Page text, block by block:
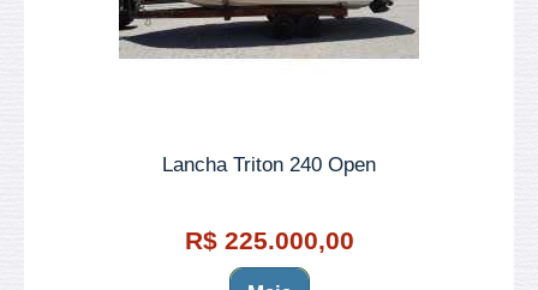
Lancha Triton 240 Open
R$ 225.000,00